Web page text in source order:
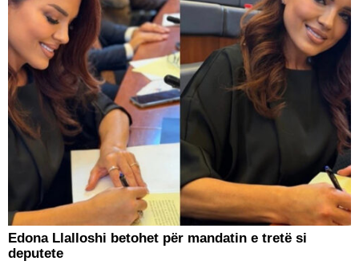
Edona Llalloshi betohet për mandatin e tretë si
deputete